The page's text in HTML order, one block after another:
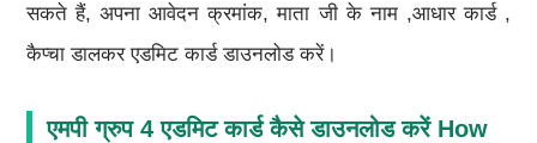
सकते हैं, अपना आवेदन क्रमांक, माता जी के नाम ,आधार कार्ड ,
कैप्चा डालकर एडमिट कार्ड डाउनलोड करें।
एमपी ग्रुप 4 एडमिट कार्ड कैसे डाउनलोड करें How